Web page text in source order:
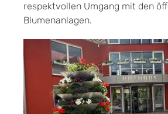
respektvollen Umgang mit den
Blumenanlagen.